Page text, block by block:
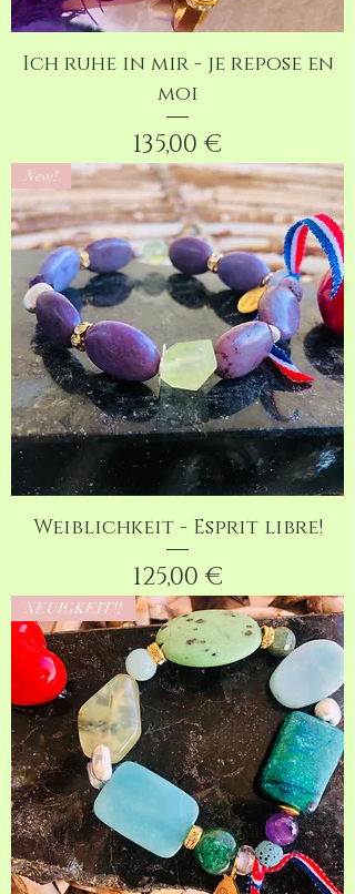
Ich ruhe in mir - je repose en
moi
Preis
135,00 €
New!
Weiblichkeit - Esprit libre!
Preis
125,00 €
NEUIGKEIT!!